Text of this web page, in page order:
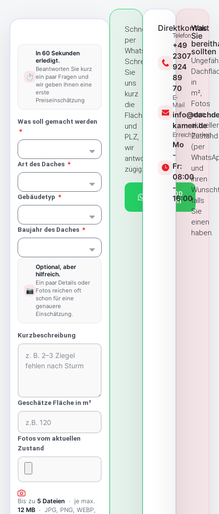
⏱️
In 60 Sekunden
erledigt.
Beantworten Sie kurz
ein paar Fragen und
wir geben Ihnen eine
erste
Preiseinschätzung
Was soll gemacht werden
Art des Daches
Gebäudetyp
Baujahr des Daches
📷
Optional, aber
hilfreich.
Ein paar Details oder
Fotos reichen oft
schon für eine
genauere
Einschätzung.
Kurzbeschreibung
Geschätze Fläche in m²
Fotos vom aktuellen
Zustand
Bis zu 5 Dateien
je max.
12 MB
JPG, PNG, WEBP,
Schneller
per
WhatsApp?
Schreiben
Sie
uns
kurz
die
Fläche
und
PLZ,
wir
antworten
zügig.
WhatsApp
schreiben
Direktkontakt
Telefon
+49
2307
924
89
70
E-
Mail
kamen.de
Erreichbarkeit
Mo
-
Fr:
08:00
-
16:00
Was
Sie
sollten
in
m²,
Fotos
vom
Zustand
(per
und
Ihren
falls
Sie
einen
haben.